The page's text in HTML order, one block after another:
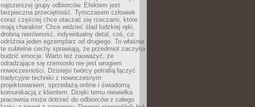
najszerszej grupy odbiorców. Efektem jest
bezpieczna przeciętność. Tymczasem człowiek
coraz częściej chce otaczać się rzeczami, które
mają charakter. Chce widzieć ślad ludzkiej ręki,
drobną nierówność, indywidualny detal, coś, co
odróżnia jeden egzemplarz od drugiego. To właśnie
te subtelne cechy sprawiają, że przedmiot zaczyna
budzić emocje. Warto też zauważyć, że
odradzające się rzemiosło nie jest wrogiem
nowoczesności. Dzisiejsi twórcy potrafią łączyć
tradycyjne techniki z nowoczesnym
projektowaniem, sprzedażą online i świadomą
komunikacją z klientem. Dzięki temu niewielka
pracownia może dotrzeć do odbiorców z całego